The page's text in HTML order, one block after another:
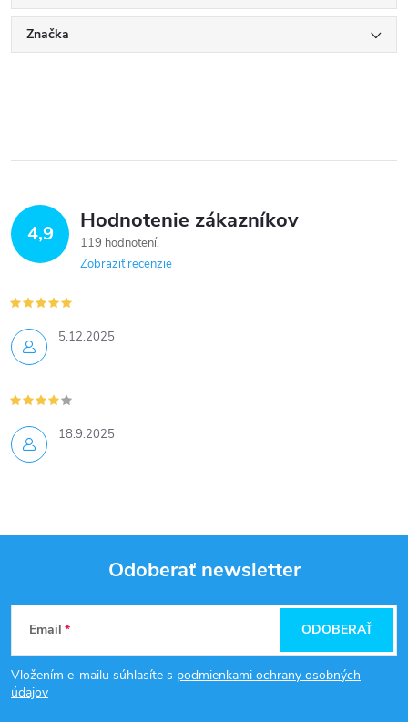
Značka
4,9 Hodnotenie zákazníkov
119 hodnotení
Zobraziť recenzie
5.12.2025
18.9.2025
Z
á
p
Odoberať newsletter
Email
Vložením e-mailu súhlasíte s podmienkami ochrany osobných
údajov
ODOBERAŤ